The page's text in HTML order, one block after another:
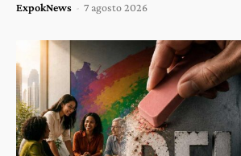
ExpokNews - 7 agosto 2026